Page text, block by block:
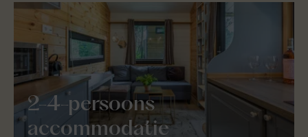
2-4-persoons
accommodatie